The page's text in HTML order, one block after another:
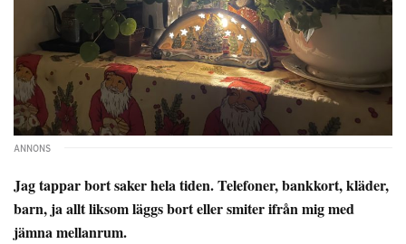
Jag tappar bort saker hela tiden. Telefoner, bankkort, kläder,
barn, ja allt liksom läggs bort eller smiter ifrån mig med
jämna mellanrum.